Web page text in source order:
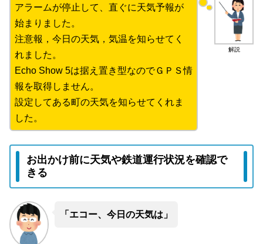
解説
アラームが停止して、直ぐに天気予報が
始まりました。
注意報，今日の天気，気温を知らせてく
れました。
Echo Show 5は据え置き型なのでＧＰＳ情
報を取得しません。
設定してある町の天気を知らせてくれま
した。
お出かけ前に天気や鉄道運行状況を確認で
きる
「エコー、今日の天気は」